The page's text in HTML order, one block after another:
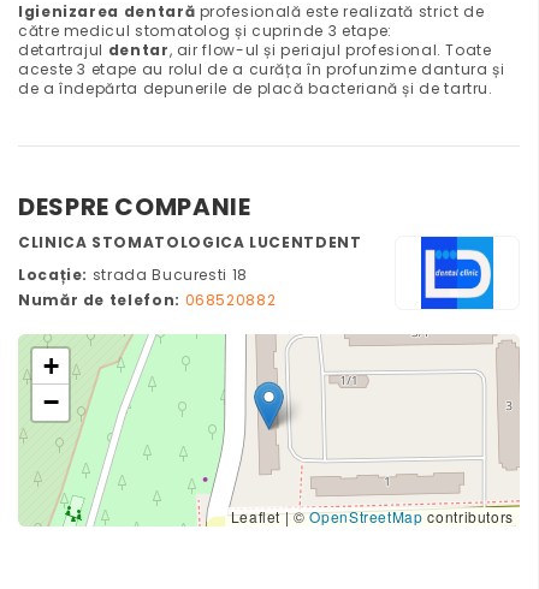
Igienizarea dentară profesională este realizată strict de
către medicul stomatolog și cuprinde 3 etape:
detartrajul dentar, air flow-ul și periajul profesional. Toate
aceste 3 etape au rolul de a curăța în profunzime dantura și
de a îndepărta depunerile de placă bacteriană și de tartru.
DESPRE COMPANIE
CLINICA STOMATOLOGICA LUCENTDENT
Locație: strada Bucuresti 18
Număr de telefon: 068520882
+
−
Leaflet|©OpenStreetMapcontributors